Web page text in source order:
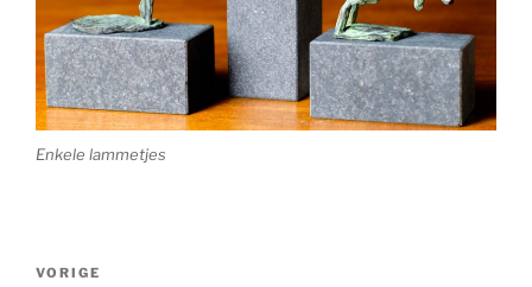
Enkele lammetjes
Bericht
Vorig
VORIGE